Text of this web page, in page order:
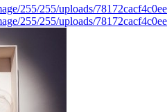
255/255/uploads/
255/255/uploads/